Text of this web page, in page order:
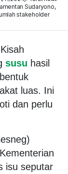
Sudaryono,
stakeholder
susu hasil
luas. Ini
dan perlu
isu seputar